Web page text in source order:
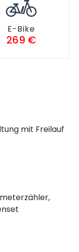
E-Bike
269 €
mit Freilauf